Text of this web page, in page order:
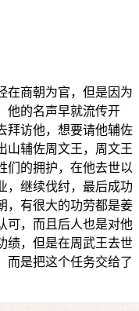
在商朝为官，但是因为
他的名声早就流传开
拜访他，想要请他辅佐
山辅佐周文王，周文王
们的拥护，在他去世以
，继续伐纣，最后成功
，有很大的功劳都是姜
可，而且后人也是对他
绩，但是在周武王去世
而是把这个任务交给了